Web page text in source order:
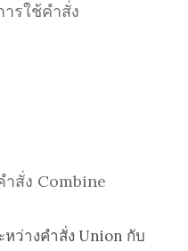
รใช้คำสั่ง
สั่ง Combine
หว่างคำสั่ง Union กับ